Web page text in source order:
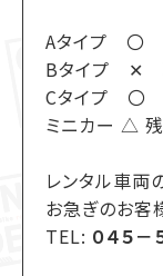
Aタイプ 〇
Bタイプ ✕
Cタイプ 〇
ミニカー △
レンタル車両
お急ぎのお客
TEL: ０４５－